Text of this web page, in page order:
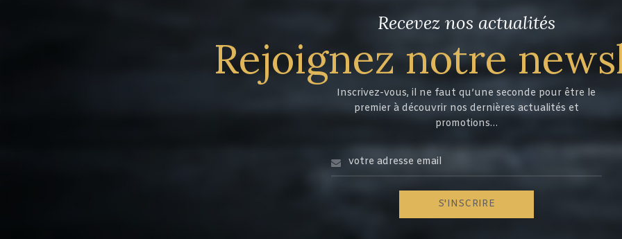
Recevez nos actualités
Rejoignez notre
Inscrivez-vous, il ne faut qu’une seconde pour être le
premier à découvrir nos dernières actualités et
promotions…